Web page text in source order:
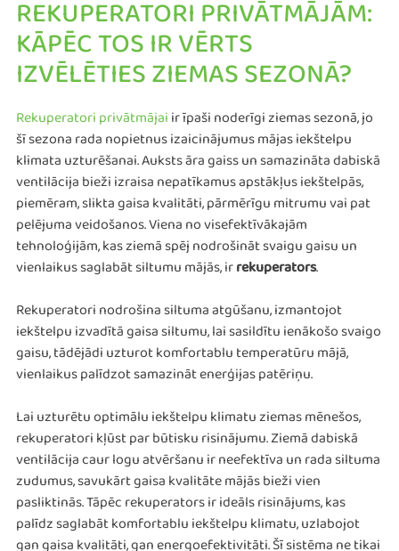
REKUPERATORI PRIVĀTMĀJĀM:
KĀPĒC TOS IR VĒRTS
IZVĒLĒTIES ZIEMAS SEZONĀ?
Rekuperatori privātmājaiir īpaši noderīgi ziemas sezonā, jo
šī sezona rada nopietnus izaicinājumus mājas iekštelpu
klimata uzturēšanai. Auksts āra gaiss un samazināta dabiskā
ventilācija bieži izraisa nepatīkamus apstākļus iekštelpās,
piemēram, slikta gaisa kvalitāti, pārmērīgu mitrumu vai pat
pelējuma veidošanos. Viena no visefektīvākajām
tehnoloģijām, kas ziemā spēj nodrošināt svaigu gaisu un
vienlaikus saglabāt siltumu mājās, irrekuperators.
Rekuperatori nodrošina siltuma atgūšanu, izmantojot
iekštelpu izvadītā gaisa siltumu, lai sasildītu ienākošo svaigo
gaisu, tādējādi uzturot komfortablu temperatūru mājā,
vienlaikus palīdzot samazināt enerģijas patēriņu.
Lai uzturētu optimālu iekštelpu klimatu ziemas mēnešos,
rekuperatori kļūst par būtisku risinājumu. Ziemā dabiskā
ventilācija caur logu atvēršanu ir neefektīva un rada siltuma
zudumus, savukārt gaisa kvalitāte mājās bieži vien
pasliktinās. Tāpēc rekuperators ir ideāls risinājums, kas
palīdz saglabāt komfortablu iekštelpu klimatu, uzlabojot